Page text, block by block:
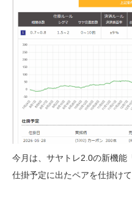
今月は、サヤトレ2.0の新機能
仕掛予定に出たペアを仕掛けて